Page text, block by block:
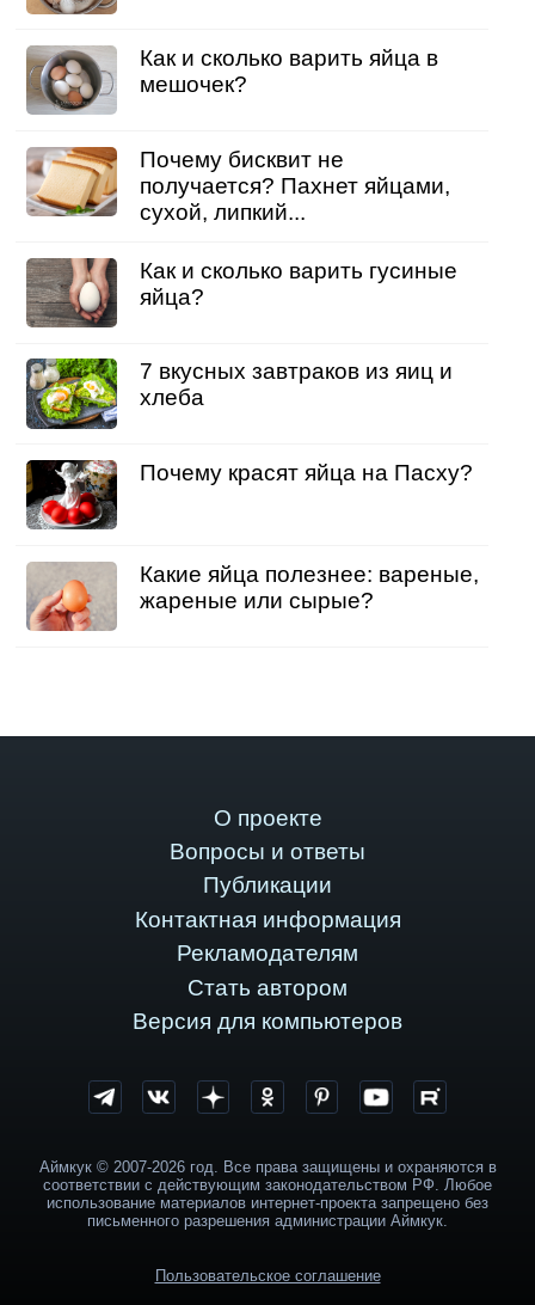
Как и сколько варить яйца в
мешочек?
Почему бисквит не
получается? Пахнет яйцами,
сухой, липкий...
Как и сколько варить гусиные
яйца?
7 вкусных завтраков из яиц и
хлеба
Почему красят яйца на Пасху?
Какие яйца полезнее: вареные,
жареные или сырые?
О проекте
Вопросы и ответы
Публикации
Контактная информация
Рекламодателям
Стать автором
Версия для компьютеров
Аймкук © 2007-2026 год. Все права защищены и охраняются в
соответствии с действующим законодательством РФ. Любое
использование материалов интернет-проекта запрещено без
письменного разрешения администрации Аймкук.
Пользовательское соглашение